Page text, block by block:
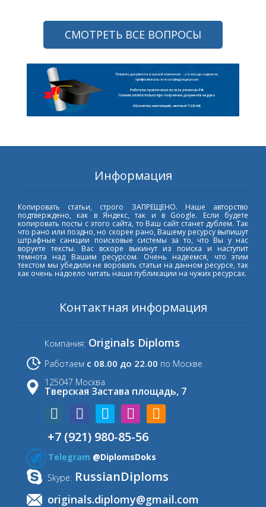
СМОТРЕТЬ ВСЕ ВОПРОСЫ
Информация
Копировать статьи, строго ЗАПРЕЩЕНО. Наше авторство
подтверждено, как в Яндекс, так и в Google. Если будете
копировать посты с этого сайта, то Ваш сайт станет дублем. Так
что рано или поздно, но скорее рано, Вашему ресурсу выпишут
штрафные санкции поисковые системы за то, что Вы у нас
воруете тексты. Вас вскоре выкинут из поиска и наступит
темнота над Вашим ресурсом. Очень надеемся, что этим
текстом мы убедили не воровать статьи на данном ресурсе, так
как очень надоело читать наши публикации на чужих ресурсах.
Контактная информация
Компания: Originals Diploms
Работаем с 08.00 до 22.00 по Москве
125047 Москва
Тверская Застава площадь, 7
+7 (921) 980-85-56
Telegram @DiplomsDoks
Skype: RussianDiploms
originals.diplomy@gmail.com